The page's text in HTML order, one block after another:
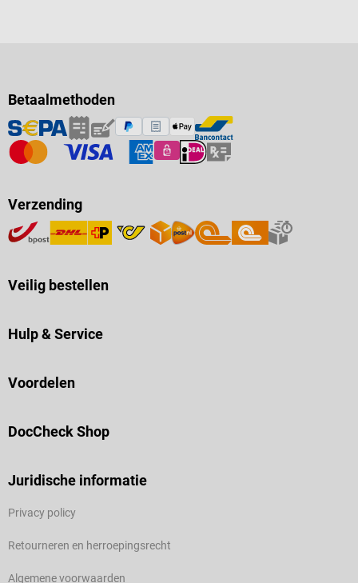
Betaalmethoden
Verzending
Veilig bestellen
Hulp & Service
Voordelen
DocCheck Shop
Juridische informatie
Privacy policy
Retourneren en herroepingsrecht
Algemene voorwaarden